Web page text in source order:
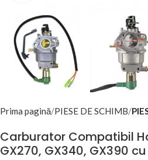
Prima pagină PIESE DE SCHIMB
Carburator Compatibil
GX270, GX340, GX390